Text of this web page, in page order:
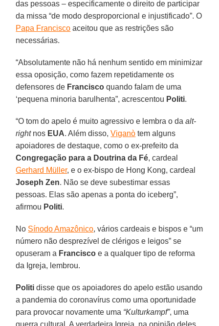
das pessoas – especificamente o direito de participar
da missa “de modo desproporcional e injustificado”. O
Papa Francisco aceitou que as restrições são
necessárias.
“Absolutamente não há nenhum sentido em minimizar
essa oposição, como fazem repetidamente os
defensores de Francisco quando falam de uma
‘pequena minoria barulhenta”, acrescentou Politi.
“O tom do apelo é muito agressivo e lembra o daalt-
rightnos EUA. Além disso,Viganò tem alguns
apoiadores de destaque, como o ex-prefeito da
Congregação para a Doutrina da Fé, cardeal
Gerhard Müller, e o ex-bispo de Hong Kong, cardeal
Joseph Zen. Não se deve subestimar essas
pessoas. Elas são apenas a ponta do iceberg”,
afirmou Politi.
No Sínodo Amazônico, vários cardeais e bispos e “um
número não desprezível de clérigos e leigos” se
opuseram a Francisco e a qualquer tipo de reforma
da Igreja, lembrou.
Politi disse que os apoiadores do apelo estão usando
a pandemia do coronavírus como uma oportunidade
para provocar novamente uma “Kulturkampf”, uma
guerra cultural. A verdadeira Igreja, na opinião deles,